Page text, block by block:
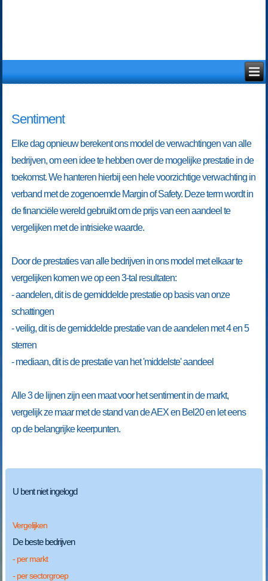
Sentiment
Elke dag opnieuw berekent ons model de verwachtingen van alle
bedrijven, om een idee te hebben over de mogelijke prestatie in de
toekomst. We hanteren hierbij een hele voorzichtige verwachting in
verband met de zogenoemde Margin of Safety. Deze term wordt in
de financiële wereld gebruikt om de prijs van een aandeel te
vergelijken met de intrisieke waarde.
Door de prestaties van alle bedrijven in ons model met elkaar te
vergelijken komen we op een 3-tal resultaten:
- aandelen, dit is de gemiddelde prestatie op basis van onze
schattingen
- veilig, dit is de gemiddelde prestatie van de aandelen met 4 en 5
sterren
- mediaan, dit is de prestatie van het 'middelste' aandeel
Alle 3 de lijnen zijn een maat voor het sentiment in de markt,
vergelijk ze maar met de stand van de AEX en Bel20 en let eens
op de belangrijke keerpunten.
U bent niet ingelogd
Vergelijken
De beste bedrijven
- per markt
- per sectorgroep